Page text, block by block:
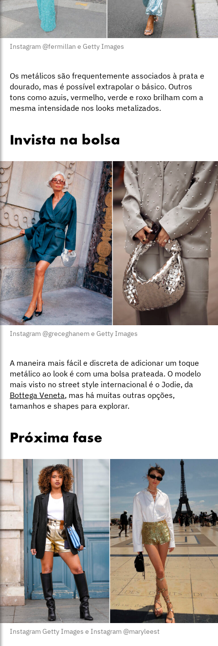
Instagram @fermillan e Getty Images
Os metálicos são frequentemente associados à prata e
dourado, mas é possível extrapolar o básico. Outros
tons como azuis, vermelho, verde e roxo brilham com a
mesma intensidade nos looks metalizados.
Invista na bolsa
Instagram @greceghanem e Getty Images
A maneira mais fácil e discreta de adicionar um toque
metálico ao look é com uma bolsa prateada. O modelo
mais visto no street style internacional é o Jodie, da
Bottega Veneta, mas há muitas outras opções,
tamanhos e shapes para explorar.
Próxima fase
Instagram Getty Images e Instagram @maryleest